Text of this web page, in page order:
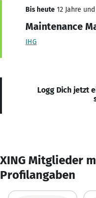
Bis heute 12 Jahre
Maintenance
IHG
Logg Dich jetzt
XING Mitglieder
Profilangaben